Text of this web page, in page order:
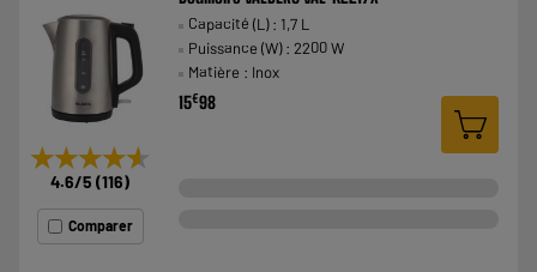
★★★★★
★★★★★
4.6/5 (116)
Comparer
Capacité (L) : 1,7 L
Puissance (W) : 2200 W
Matière : Inox
15€98